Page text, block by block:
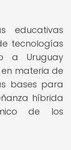
educativas
tecnologías
a Uruguay
materia de
bases para
híbrida
de los